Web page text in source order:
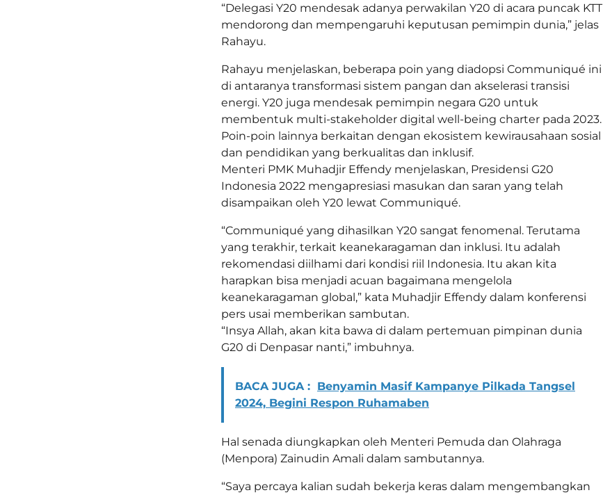
“Delegasi Y20 mendesak adanya perwakilan Y20 di acara puncak KTT
mendorong dan mempengaruhi keputusan pemimpin dunia,” jelas
Rahayu.
Rahayu menjelaskan, beberapa poin yang diadopsi Communiqué ini
di antaranya transformasi sistem pangan dan akselerasi transisi
energi. Y20 juga mendesak pemimpin negara G20 untuk
membentuk multi-stakeholder digital well-being charter pada 2023.
Poin-poin lainnya berkaitan dengan ekosistem kewirausahaan sosial
dan pendidikan yang berkualitas dan inklusif.
Menteri PMK Muhadjir Effendy menjelaskan, Presidensi G20
Indonesia 2022 mengapresiasi masukan dan saran yang telah
disampaikan oleh Y20 lewat Communiqué.
“Communiqué yang dihasilkan Y20 sangat fenomenal. Terutama
yang terakhir, terkait keanekaragaman dan inklusi. Itu adalah
rekomendasi diilhami dari kondisi riil Indonesia. Itu akan kita
harapkan bisa menjadi acuan bagaimana mengelola
keanekaragaman global,” kata Muhadjir Effendy dalam konferensi
pers usai memberikan sambutan.
“Insya Allah, akan kita bawa di dalam pertemuan pimpinan dunia
G20 di Denpasar nanti,” imbuhnya.
BACA JUGA : Benyamin Masif Kampanye Pilkada Tangsel
2024, Begini Respon Ruhamaben
Hal senada diungkapkan oleh Menteri Pemuda dan Olahraga
(Menpora) Zainudin Amali dalam sambutannya.
“Saya percaya kalian sudah bekerja keras dalam mengembangkan